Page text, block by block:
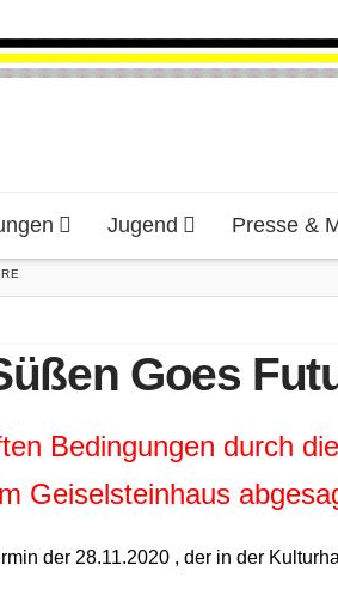
Jugend Presse &
Goes
Bedingungen durch
Geiselsteinhaus
der 28.11.2020 , der in der